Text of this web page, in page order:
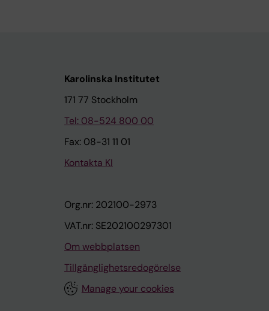
Karolinska Institutet
171 77 Stockholm
Tel: 08-524 800 00
Fax: 08-31 11 01
Kontakta KI
Org.nr: 202100-2973
VAT.nr: SE202100297301
Om webbplatsen
Tillgänglighetsredogörelse
Manage your cookies